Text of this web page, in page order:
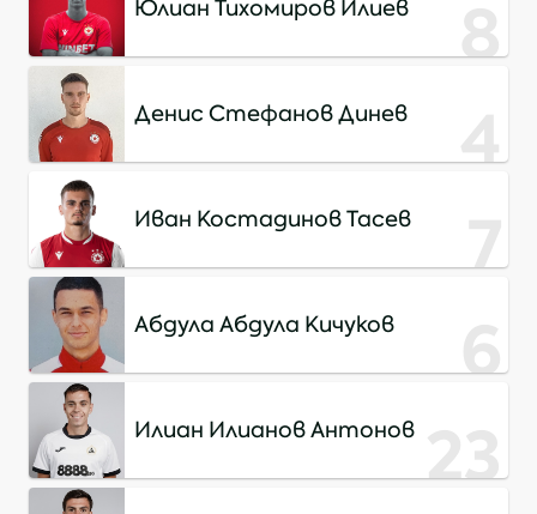
Юлиан Тихомиров Илиев 8
Денис Стефанов Динев 4
Иван Костадинов Тасев 7
Абдула Абдула Кичуков 6
Илиан Илианов Антонов 23